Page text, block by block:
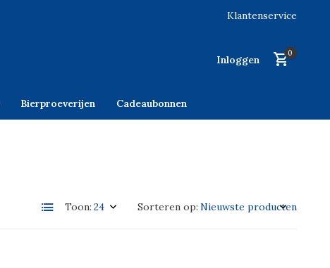
Klantenservice
Inloggen
0
Bierproeverijen Cadeaubonnen
Toon: Sorteren op: